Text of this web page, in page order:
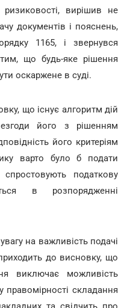
ризиковості, вирішив не
документів і пояснень,
1165, і звернувся
що будь-яке рішення
оскаржене в суді.
що існує алгоритм дій
його з рішенням
його критеріям
варто було б подати
податкову
в розпорядженні
на важливість подачі
до висновку, що
виключає можливість
правомірності складання